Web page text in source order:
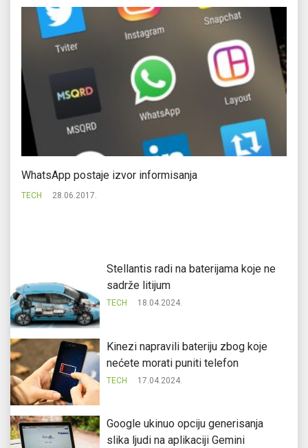
WhatsApp postaje izvor informisanja
TECH 28.06.2017.
Stellantis radi na baterijama koje ne
sadrže litijum
TECH 18.04.2024.
Kinezi napravili bateriju zbog koje
nećete morati puniti telefon
TECH 17.04.2024.
Google ukinuo opciju generisanja
slika ljudi na aplikaciji Gemini